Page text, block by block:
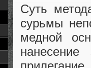
Суть
сурьмы
медной
нанесение